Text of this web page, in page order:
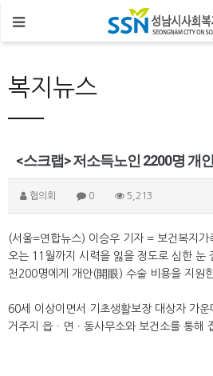
복지뉴스
<스크랩> 저소득노인 2200명 개
협의회 0 5,213
(서울=연합뉴스) 이승우 기자 = 보건복지가
오는 11월까지 시력을 잃을 정도로 심한 눈
천200명에게 개안(開眼) 수술 비용을 지원
60세 이상이면서 기초생활보장 대상자 가
거주지 읍ㆍ면ㆍ동사무소와 보건소를 통해